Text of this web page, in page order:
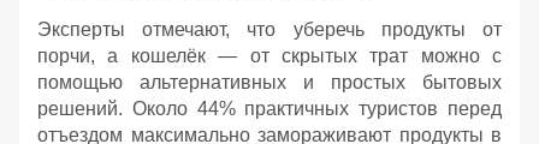
Эксперты отмечают, что уберечь продукты от
порчи, а кошелёк — от скрытых трат можно с
помощью альтернативных и простых бытовых
решений. Около 44% практичных туристов перед
отъездом максимально замораживают продукты в